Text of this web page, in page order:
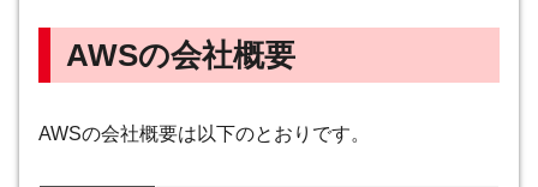
AWSの会社概要
AWSの会社概要は以下のとおりです。